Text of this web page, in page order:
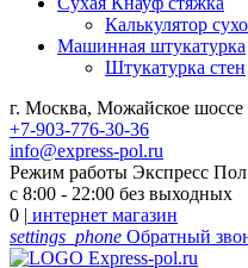
Калькулятор
Машинная штукатурка
Штукатурка стен
г. Москва, Можайское шоссе
+7-903-776-30-36
info@express-pol.ru
Режим работы Экспресс
с 8:00 - 22:00 без выходных
0 | интернет магазин
settings_phone Обратный